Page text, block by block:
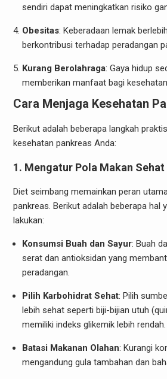
sendiri dapat meningkatkan risiko
Obesitas: Keberadaan lemak
berkontribusi terhadap peradangan
Kurang Berolahraga: Gaya hidup
memberikan manfaat bagi
Cara Menjaga Kesehatan
Berikut adalah beberapa langkah
kesehatan pankreas Anda:
1. Mengatur Pola Makan Sehat
Diet seimbang memainkan peran
pankreas. Berikut adalah beberapa hal
lakukan:
Konsumsi Buah dan Sayur: Buah
serat dan antioksidan yang
peradangan.
Pilih Karbohidrat Sehat: Pilih
lebih sehat seperti biji-bijian utuh
memiliki indeks glikemik lebih rendah.
Batasi Makanan Olahan: Kurangi
mengandung gula tambahan dan